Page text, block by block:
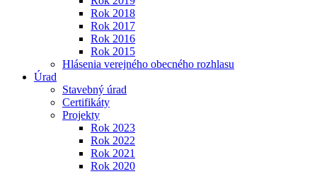
Rok 2018
Rok 2017
Rok 2016
Rok 2015
Hlásenia verejného obecného rozhlasu
Úrad
Stavebný úrad
Certifikáty
Projekty
Rok 2023
Rok 2022
Rok 2021
Rok 2020